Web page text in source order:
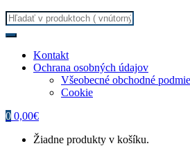
Search
for:
Kontakt
Ochrana osobných údajov
Všeobecné obchodné
Cookie
0 0,00€
Žiadne produkty v košíku.